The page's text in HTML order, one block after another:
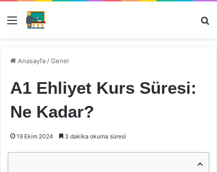
Menü
Anasayfa /Genel
A1 Ehliyet Kurs Süresi:
Ne Kadar?
19 Ekim 2024 3 dakika okuma süresi